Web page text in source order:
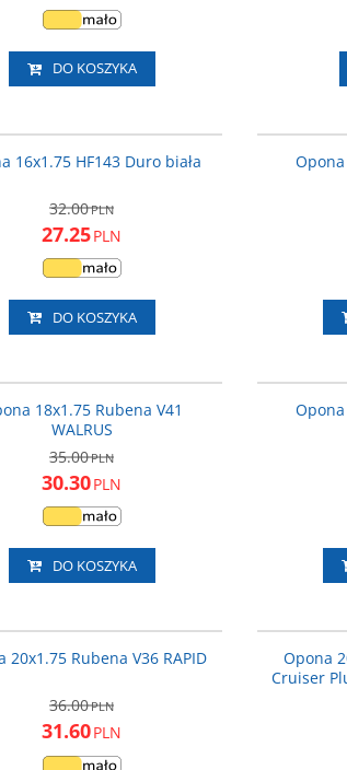
DO KOSZYKA
16x1.75 HF143 Duro biała
32.00PLN
27.25PLN
DO KOSZYKA
18x1.75 Rubena V41
WALRUS
35.00PLN
30.30PLN
DO KOSZYKA
20x1.75 Rubena V36 RAPID
36.00PLN
31.60PLN
Opona
Cruiser